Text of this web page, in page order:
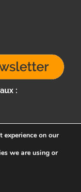
:
experience on our
we are using or